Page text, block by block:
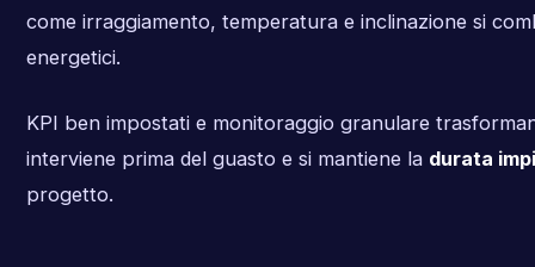
come irraggiamento, temperatura e inclinazione si
energetici.
KPI ben impostati e monitoraggio granulare
interviene prima del guasto e si mantiene la durata
progetto.